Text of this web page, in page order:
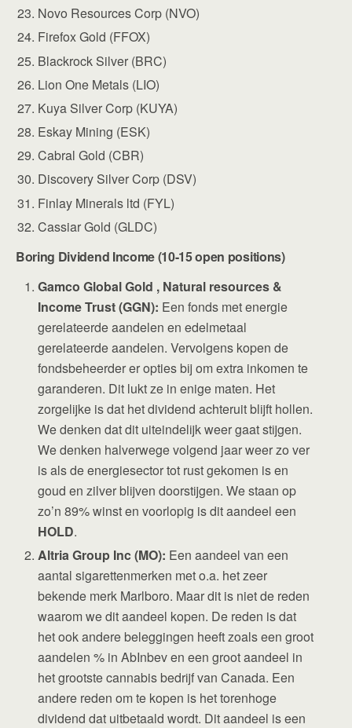
Novo Resources Corp (NVO)
Firefox Gold (FFOX)
Blackrock Silver (BRC)
Lion One Metals (LIO)
Kuya Silver Corp (KUYA)
Eskay Mining (ESK)
Cabral Gold (CBR)
Discovery Silver Corp (DSV)
Finlay Minerals ltd (FYL)
Cassiar Gold (GLDC)
Boring Dividend Income (10-15 open positions)
Gamco Global Gold , Natural resources &
Income Trust (GGN): Een fonds met energie
gerelateerde aandelen en edelmetaal
gerelateerde aandelen. Vervolgens kopen de
fondsbeheerder er opties bij om extra inkomen te
garanderen. Dit lukt ze in enige maten. Het
zorgelijke is dat het dividend achteruit blijft hollen.
We denken dat dit uiteindelijk weer gaat stijgen.
We denken halverwege volgend jaar weer zo ver
is als de energiesector tot rust gekomen is en
goud en zilver blijven doorstijgen. We staan op
zo’n 89% winst en voorlopig is dit aandeel een
HOLD.
Altria Group Inc (MO): Een aandeel van een
aantal sigarettenmerken met o.a. het zeer
bekende merk Marlboro. Maar dit is niet de reden
waarom we dit aandeel kopen. De reden is dat
het ook andere beleggingen heeft zoals een groot
aandelen % in AbInbev en een groot aandeel in
het grootste cannabis bedrijf van Canada. Een
andere reden om te kopen is het torenhoge
dividend dat uitbetaald wordt. Dit aandeel is een